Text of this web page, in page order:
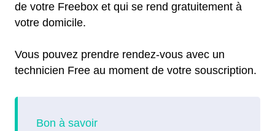
de votre Freebox et qui se rend gratuitement à
votre domicile.
Vous pouvez prendre rendez-vous avec un
technicien Free au moment de votre souscription.